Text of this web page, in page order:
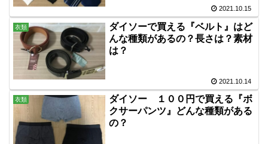
2021.10.15
衣類
ダイソーで買える『ベルト』はど
んな種類があるの？長さは？素材
は？
2021.10.14
衣類
ダイソー １００円で買える『ボ
クサーパンツ』どんな種類がある
の？